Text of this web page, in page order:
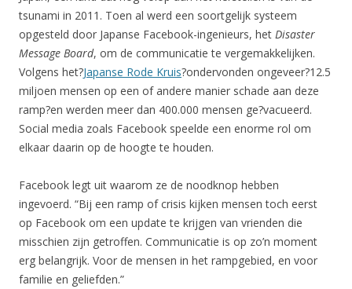
tsunami in 2011. Toen al werd een soortgelijk systeem
opgesteld door Japanse Facebook-ingenieurs, het Disaster
Message Board, om de communicatie te vergemakkelijken.
Volgens het?Japanse Rode Kruis?ondervonden ongeveer?12.5
miljoen mensen op een of andere manier schade aan deze
ramp?en werden meer dan 400.000 mensen ge?vacueerd.
Social media zoals Facebook speelde een enorme rol om
elkaar daarin op de hoogte te houden.
Facebook legt uit waarom ze de noodknop hebben
ingevoerd. “Bij een ramp of crisis kijken mensen toch eerst
op Facebook om een update te krijgen van vrienden die
misschien zijn getroffen. Communicatie is op zo’n moment
erg belangrijk. Voor de mensen in het rampgebied, en voor
familie en geliefden.”